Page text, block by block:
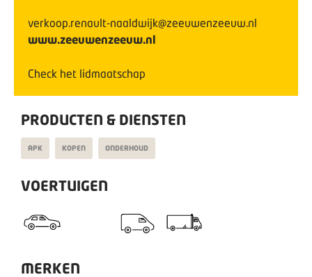
verkoop.renault-naaldwijk@zeeuwenzeeuw.nl
www.zeeuwenzeeuw.nl
Check het lidmaatschap
PRODUCTEN & DIENSTEN
APK KOPEN ONDERHOUD
VOERTUIGEN
MERKEN